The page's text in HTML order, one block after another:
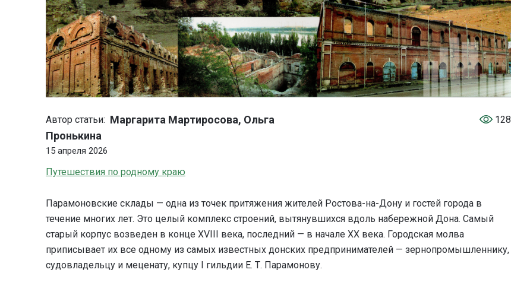
Автор статьи: Маргарита Мартиросова, Ольга
Пронькина
128
15 апреля 2026
Путешествия по родному краю
Парамоновские склады — одна из точек притяжения жителей Ростова-на-Дону и гостей города в
течение многих лет. Это целый комплекс строений, вытянувшихся вдоль набережной Дона. Самый
старый корпус возведен в конце ХVIII века, последний — в начале XX века. Городская молва
приписывает их все одному из самых известных донских предпринимателей — зернопромышленнику,
судовладельцу и меценату, купцу I гильдии Е. Т. Парамонову.